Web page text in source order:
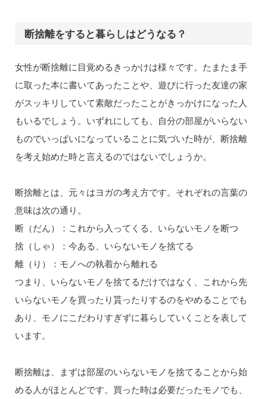
断捨離をすると暮らしはどうなる？
女性が断捨離に目覚めるきっかけは様々です。たまたま手
に取った本に書いてあったことや、遊びに行った友達の家
がスッキリしていて素敵だったことがきっかけになった人
もいるでしょう。いずれにしても、自分の部屋がいらない
ものでいっぱいになっていることに気づいた時が、断捨離
を考え始めた時と言えるのではないでしょうか。
断捨離とは、元々はヨガの考え方です。それぞれの言葉の
意味は次の通り。
断（だん）：これから入ってくる、いらないモノを断つ
捨（しゃ）：今ある、いらないモノを捨てる
離（り）：モノへの執着から離れる
つまり、いらないモノを捨てるだけではなく、これから先
いらないモノを買ったり貰ったりするのをやめることでも
あり、モノにこだわりすぎずに暮らしていくことを表して
います。
断捨離は、まずは部屋のいらないモノを捨てることから始
める人がほとんどです。買った時は必要だったモノでも、